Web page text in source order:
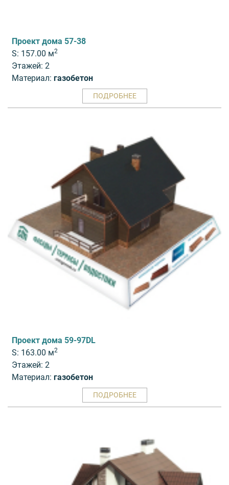
Проект дома 57-38
S: 157.00 м2
Этажей: 2
Материал: газобетон
ПОДРОБНЕЕ
Проект дома 59-97DL
S: 163.00 м2
Этажей: 2
Материал: газобетон
ПОДРОБНЕЕ